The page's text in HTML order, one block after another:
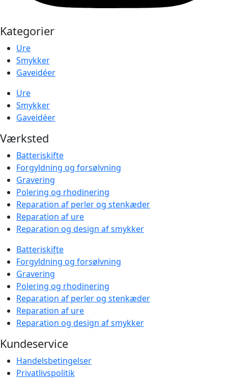
Kategorier
Ure
Smykker
Gaveidéer
Ure
Smykker
Gaveidéer
Værksted
Batteriskifte
Forgyldning og forsølvning
Gravering
Polering og rhodinering
Reparation af perler og stenkæder
Reparation af ure
Reparation og design af smykker
Batteriskifte
Forgyldning og forsølvning
Gravering
Polering og rhodinering
Reparation af perler og stenkæder
Reparation af ure
Reparation og design af smykker
Kundeservice
Handelsbetingelser
Privatlivspolitik